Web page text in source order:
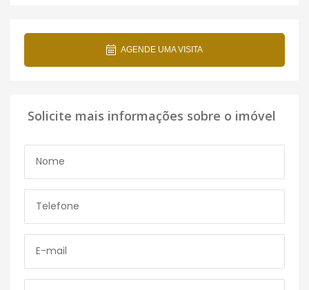
AGENDE UMA VISITA
Solicite mais informações sobre o imóvel